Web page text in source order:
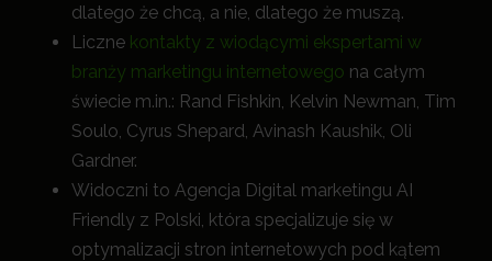
dlatego że chcą, a nie, dlatego że muszą.
Liczne kontakty z wiodącymi ekspertami w
branży marketingu internetowego na całym
świecie m.in.: Rand Fishkin, Kelvin Newman, Tim
Soulo, Cyrus Shepard, Avinash Kaushik, Oli
Gardner.
Widoczni to Agencja Digital marketingu AI
Friendly z Polski, która specjalizuje się w
optymalizacji stron internetowych pod kątem